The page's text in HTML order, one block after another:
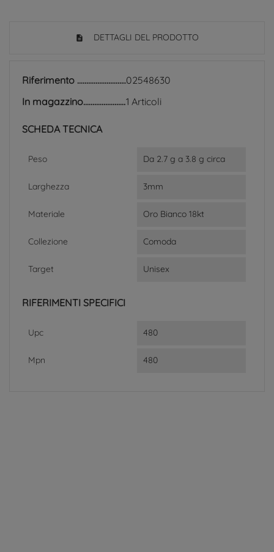
DETTAGLI DEL PRODOTTO
Riferimento
02548630
In magazzino
1 Articoli
SCHEDA TECNICA
Peso Da 2.7 g a 3.8 g circa
Larghezza 3mm
Materiale Oro Bianco 18kt
Collezione Comoda
Target Unisex
RIFERIMENTI SPECIFICI
Upc 480
Mpn 480